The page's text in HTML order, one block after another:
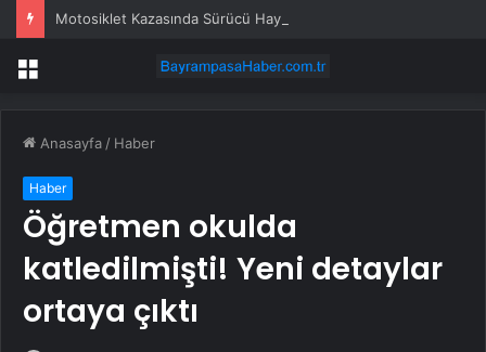
Motosiklet Kazasında Sürücü Hayatını Kaybetti
Menü
Anasayfa / Haber
Haber
Öğretmen okulda
katledilmişti! Yeni detaylar
ortaya çıktı